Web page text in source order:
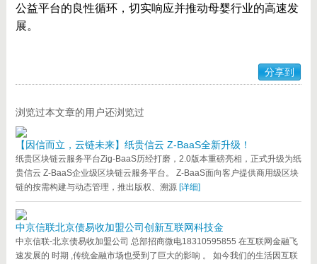
公益平台的良性循环，切实响应并推动母婴行业的高速发
展。
分享到
浏览过本文章的用户还浏览过
【因信而立，云链未来】纸贵信云 Z-BaaS全新升级！
纸贵区块链云服务平台Zig-BaaS历经打磨，2.0版本重磅亮相，正式升级为纸
贵信云 Z-BaaS企业级区块链云服务平台。 Z-BaaS面向客户提供商用级区块
链的按需构建与动态管理，推出版权、溯源 [详细]
中京信联北京债易收加盟公司创新互联网科技金
中京信联-北京债易收加盟公司 总部招商微电18310595855 在互联网金融飞
速发展的 时期 ,传统金融市场也受到了巨大的影响 。 如今我们的生活因互联